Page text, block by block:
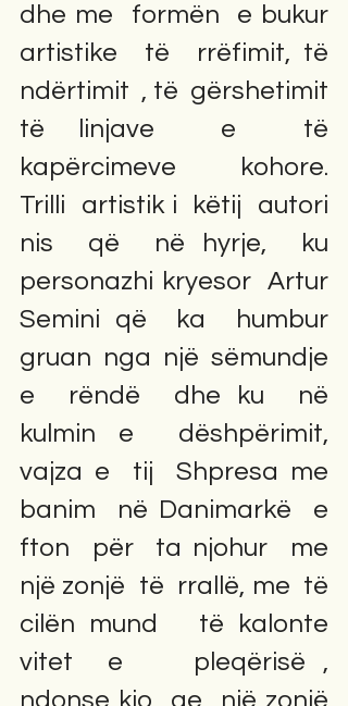
dhe me  formën  e bukur
artistike  të  rrëfimit, të
ndërtimit  , të  gërshetimit
të linjave  e  të
kapërcimeve  kohore.
Trilli  artistik i  këtij  autori
nis  që  në hyrje,  ku
personazhi kryesor  Artur
Semini që  ka  humbur
gruan  nga  një  sëmundje
e  rëndë  dhe ku  në
kulmin e  dëshpërimit,
vajza e  tij  Shpresa me
banim  në Danimarkë  e
fton  për  ta njohur  me
një zonjë  të  rrallë, me  të
cilën mund   të kalonte
vitet  e    pleqërisë ,
ndonse kjo  qe  një zonjë